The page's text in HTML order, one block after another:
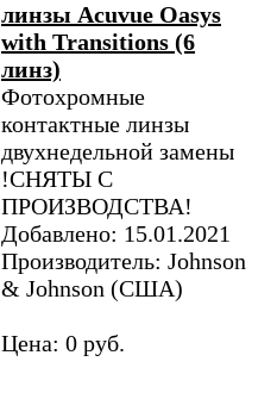
линзы Acuvue Oasys
with Transitions (6
линз)
Фотохромные
контактные линзы
двухнедельной замены
!СНЯТЫ С
ПРОИЗВОДСТВА!
Добавлено: 15.01.2021
Производитель: Johnson
& Johnson (США)
Цена: 0 руб.